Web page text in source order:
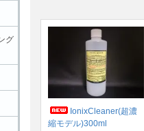
IonixCleaner(超濃
縮モデル)300ml
グ